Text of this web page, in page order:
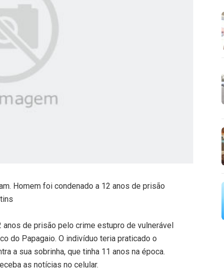
Homem foi condenado a 12 anos de prisão
anos de prisão pelo crime estupro de vulnerável
do Papagaio. O indivíduo teria praticado o
a sua sobrinha, que tinha 11 anos na época.
as notícias no celular.